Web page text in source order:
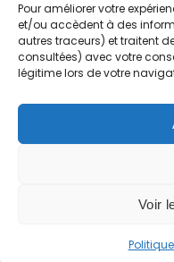
Pour améliorer votre
et/ou accèdent à des
autres traceurs) et traitent
consultées) avec votre
légitime lors de votre
Voir
Ce site utilise Akismet
plus sur la façon dont les
traitées.